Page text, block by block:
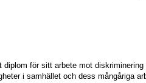
för sitt arbete mot
i samhället och dess mångåriga